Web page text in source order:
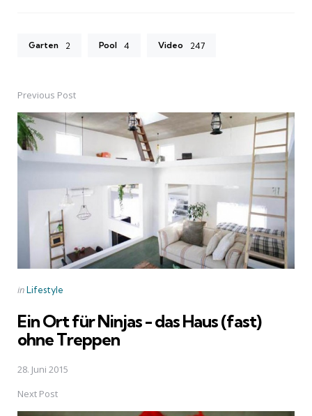
Garten 2 Pool 4 Video 247
Post
navigation
Previous Post
Posted
inLifestyle
Ein Ort für Ninjas - das Haus (fast)
ohne Treppen
28. Juni 2015
Next Post